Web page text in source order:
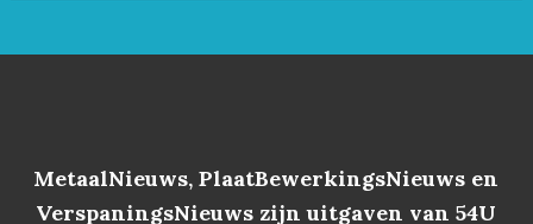
MetaalNieuws, PlaatBewerkingsNieuws en
VerspaningsNieuws zijn uitgaven van 54U